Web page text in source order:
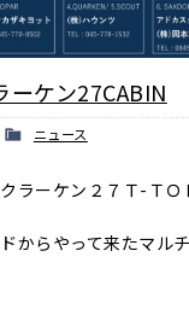
ーケン27CABIN
ニュース
ラーケン２７Ｔ-ＴＯ
からやって来たマル